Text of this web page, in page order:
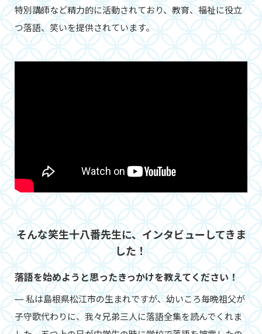
特別講師など精力的に活動されており、教育、福祉に役立
つ落語、笑いを提供されています。
そんな笑生十八番先生に、インタビューしてきま
した！
落語を始めようと思ったきっかけを教えてください！
― 私は島根県松江市の生まれですが、幼いころ毎晩祖父が
子守歌代わりに、我々兄弟三人に落語全集を読んでくれま